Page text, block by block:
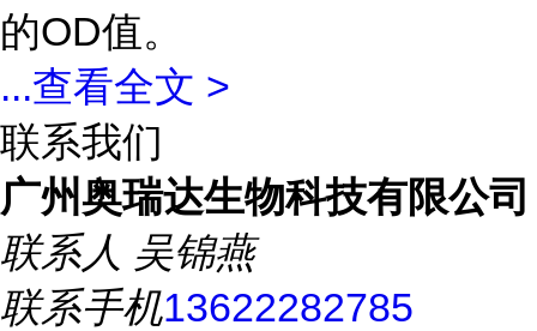
的OD值。
...查看全文 >
联系我们
广州奥瑞达生物科技有限公司
联系人 吴锦燕
联系手机13622282785